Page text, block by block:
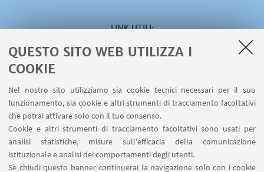
QUESTO SITO WEB UTILIZZA I
COOKIE
Nel nostro sito utilizziamo sia cookie tecnici necessari per il suo
funzionamento, sia cookie e altri strumenti di tracciamento facoltativi
che potrai attivare solo con il tuo consenso.
Cookie e altri strumenti di tracciamento facoltativi sono usati per
analisi statistiche, misure sull'efficacia della comunicazione
istituzionale e analisi dei comportamenti degli utenti.
Se chiudi questo banner continuerai la navigazione solo con i cookie
LINK UTILI
Area riservata
Servizio online U-WEB Missioni
Contatti
SEGUI IL DIPARTIMENTO SU: